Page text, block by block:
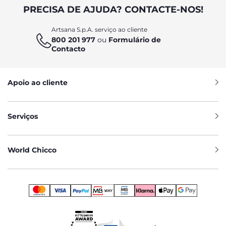
PRECISA DE AJUDA? CONTACTE-NOS!
Artsana S.p.A. serviço ao cliente
800 201 977 ou Formulário de
Contacto
Apoio ao cliente
Serviços
World Chicco